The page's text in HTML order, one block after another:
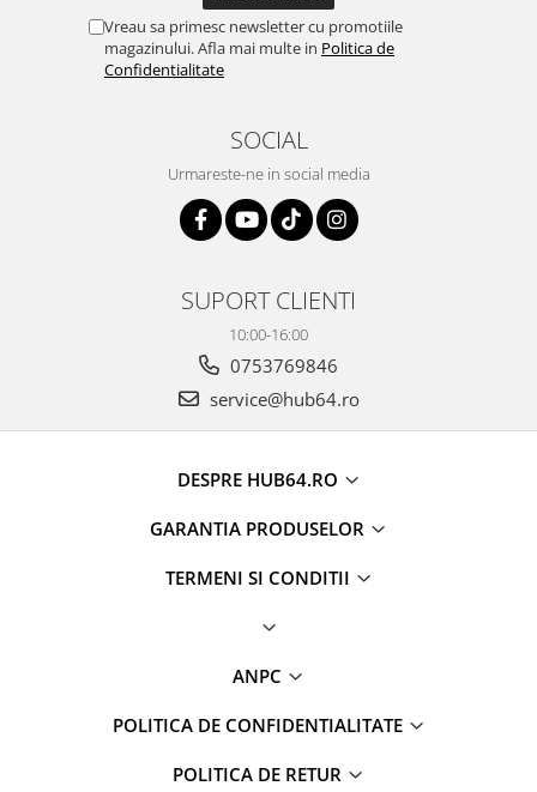
Rame adaptoare Hummer
Conectica Auto
Conectica Auto
Conectică Volkswagen
Conectică Mercedes Benz
Vreau sa primesc newsletter cu promotiile
magazinului. Afla mai multe in Politica de
Confidentialitate
SOCIAL
Urmareste-ne in social media
SUPORT CLIENTI
10:00-16:00
0753769846
service@hub64.ro
DESPRE HUB64.RO
GARANTIA PRODUSELOR
TERMENI SI CONDITII
ANPC
POLITICA DE CONFIDENTIALITATE
POLITICA DE RETUR